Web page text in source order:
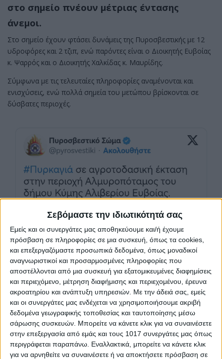
Σεβόμαστε την ιδιωτικότητά σας
Εμείς και οι συνεργάτες μας αποθηκεύουμε και/ή έχουμε
πρόσβαση σε πληροφορίες σε μια συσκευή, όπως τα cookies,
και επεξεργαζόμαστε προσωπικά δεδομένα, όπως μοναδικοί
αναγνωριστικοί και προσαρμοσμένες πληροφορίες που
αποστέλλονται από μια συσκευή για εξατομικευμένες διαφημίσεις
και περιεχόμενο, μέτρηση διαφήμισης και περιεχομένου, έρευνα
ακροατηρίου και ανάπτυξη υπηρεσιών. Με την άδειά σας, εμείς
και οι συνεργάτες μας ενδέχεται να χρησιμοποιήσουμε ακριβή
δεδομένα γεωγραφικής τοποθεσίας και ταυτοποίησης μέσω
σάρωσης συσκευών. Μπορείτε να κάνετε κλικ για να συναινέσετε
στην επεξεργασία από εμάς και τους 1017 συνεργάτες μας όπως
περιγράφεται παραπάνω. Εναλλακτικά, μπορείτε να κάνετε κλικ
για να αρνηθείτε να συναινέσετε ή να αποκτήσετε πρόσβαση σε
στο σημείο πνέουν μέτριας έντασης
άνεμοι.
Στο σημείο έχουν φτάσει δυνάμεις της Πυροσβεστικής με 12
υδροφόρες και 2 τζιπ, ενώ παρόντες είναι ο Διοικητής Ευβοίας
κ. Ψαρρός και ο Διοικητής Χαλκίδας κ. Μαυρίδης.
Σύμφωνα με τις τελευταίες πληροφορίες αναμένονται και
ενισχύσεις, ενώ πολλά σημεία του μετώπου βρίσκονται σε
δύσβατες περιοχές.